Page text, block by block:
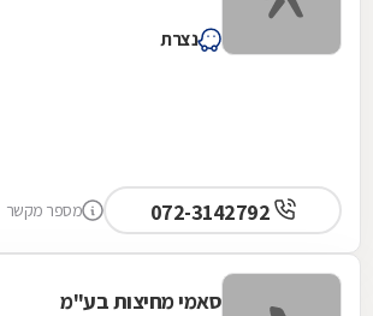
נצרת
מספר מקשר
סאמי מחיצות בע"מ